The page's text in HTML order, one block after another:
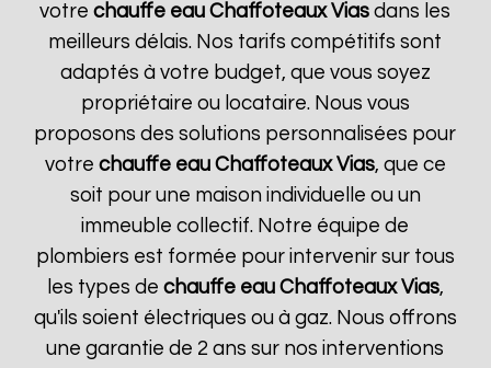
votrechauffe eau Chaffoteaux Vias dans les
meilleurs délais. Nos tarifs compétitifs sont
adaptés à votre budget, que vous soyez
propriétaire ou locataire. Nous vous
proposons des solutions personnalisées pour
votre chauffe eau Chaffoteaux Vias, que ce
soit pour une maison individuelle ou un
immeuble collectif. Notre équipe de
plombiers est formée pour intervenir sur tous
les types de chauffe eau Chaffoteaux Vias,
qu'ils soient électriques ou à gaz. Nous offrons
une garantie de 2 ans sur nos interventions